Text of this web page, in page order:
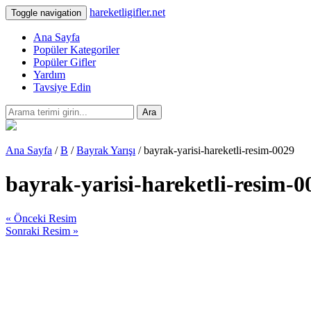
Toggle navigation hareketligifler.net
Ana Sayfa
Popüler Kategoriler
Popüler Gifler
Yardım
Tavsiye Edin
Ara
Ana Sayfa /B /Bayrak Yarışı / bayrak-yarisi-hareketli-resim-0029
bayrak-yarisi-hareketli-resim-
« Önceki Resim
Sonraki Resim »